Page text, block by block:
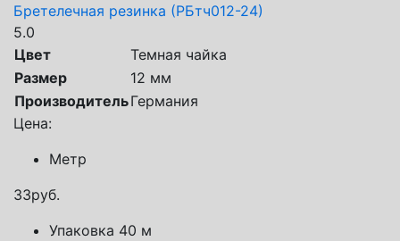
Бретелечная резинка (РБтч012-24)
5.0
Цвет
Темная чайка
Размер
12 мм
ПроизводительГермания
Цена:
Метр
33руб.
Упаковка 40 м